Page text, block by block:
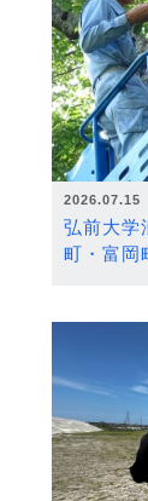
2026.07.15
弘前大
町・富岡